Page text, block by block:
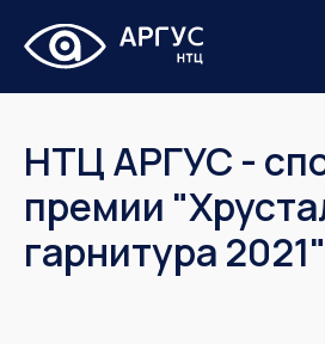
НТЦ АРГУС -
премии
гарнитура 2021"